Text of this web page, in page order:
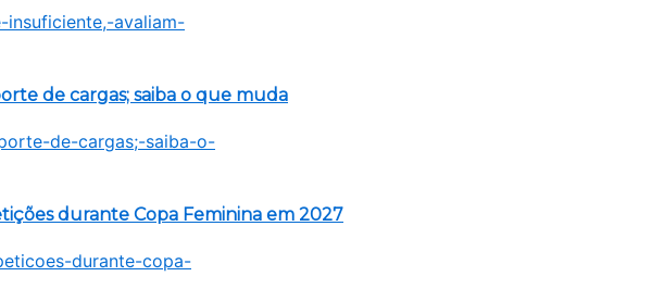
de cargas; saiba o que muda
durante Copa Feminina em 2027